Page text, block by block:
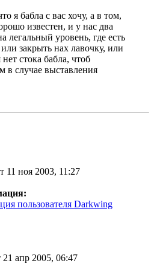
я бабла с вас хочу, а в том,
известен, и у нас два
легальный уровень, где есть
закрыть нах лавочку, или
стока бабла, чтоб
в случае выставления
11 ноя 2003, 11:27
пользователя Darkwing
21 апр 2005, 06:47